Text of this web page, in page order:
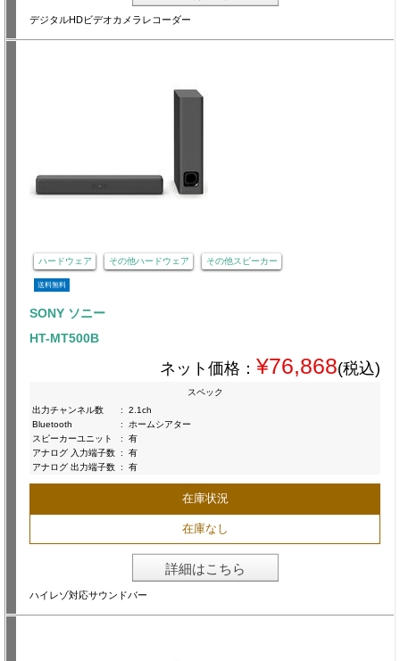
デジタルHDビデオカメラレコーダー
ハードウェア その他ハードウェア その他スピーカー
送料無料
SONY ソニー
HT-MT500B
ネット価格： ¥76,868(税込)
スペック
出力チャンネル数
:
2.1ch
Bluetooth
:
ホームシアター
スピーカーユニット
:
有
アナログ 入力端子数 :
有
アナログ 出力端子数 : 有
在庫状況
在庫なし
詳細はこちら
ハイレゾ対応サウンドバー